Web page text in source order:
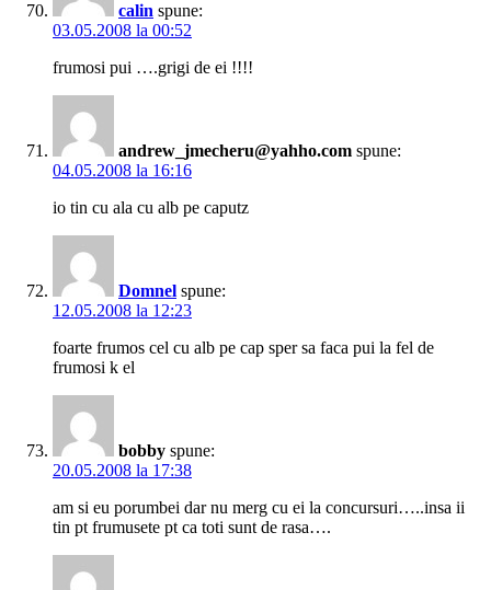
calin spune:
03.05.2008 la 00:52
frumosi pui ….grigi de ei !!!!
andrew_jmecheru@yahho.com spune:
04.05.2008 la 16:16
io tin cu ala cu alb pe caputz
Domnel spune:
12.05.2008 la 12:23
foarte frumos cel cu alb pe cap sper sa faca pui la fel de
frumosi k el
bobby spune:
20.05.2008 la 17:38
am si eu porumbei dar nu merg cu ei la concursuri…..insa ii
tin pt frumusete pt ca toti sunt de rasa….